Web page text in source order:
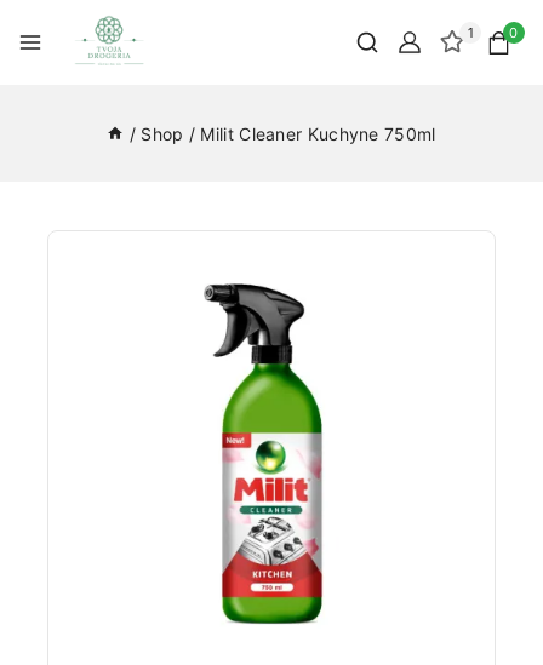
1 0
/ Shop / Milit Cleaner Kuchyne 750ml